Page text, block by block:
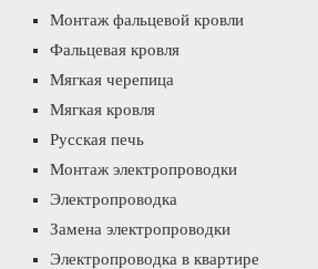
Монтаж фальцевой кровли
Фальцевая кровля
Мягкая черепица
Мягкая кровля
Русская печь
Монтаж электропроводки
Электропроводка
Замена электропроводки
Электропроводка в квартире